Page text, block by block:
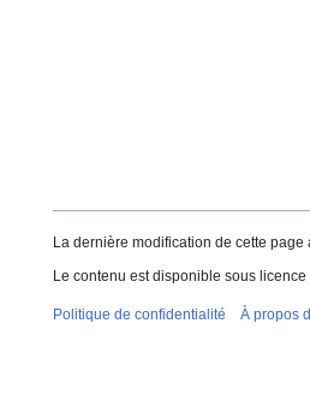
La dernière modification de cette
Le contenu est disponible sous licence
Politique de confidentialité À propos